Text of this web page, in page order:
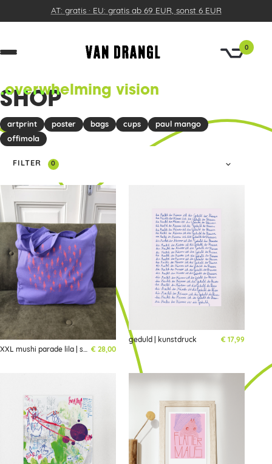
AT: gratis · EU: gratis ab 69 EUR, sonst 6 EUR
0
.overwhelming vision
SHOP
artprint poster bags cups
paul mango
offimola
FILTER 0
XXL mushi parade lila | shopper | limited € 28,00
geduld | kunstdruck € 17,99